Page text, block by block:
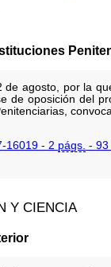
agosto, por la
de oposición del
16019 - 2 págs. - 93
Y CIENCIA